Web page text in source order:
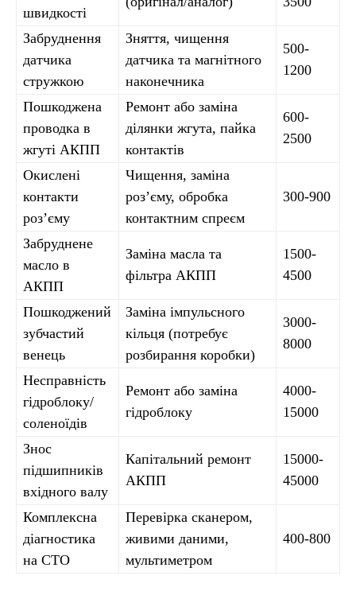
швидкості
Забруднення
датчика
стружкою
Зняття, чищення
датчика та магнітного
наконечника
500-
1200
Пошкоджена
проводка в
жгуті АКПП
Ремонт або заміна
ділянки жгута, пайка
контактів
600-
2500
Окислені
контакти
роз’єму
Чищення, заміна
роз’єму, обробка
контактним спреєм
300-900
Забруднене
масло в
АКПП
Заміна масла та
фільтра АКПП
1500-
4500
Пошкоджений
зубчастий
венець
Заміна імпульсного
кільця (потребує
розбирання коробки)
3000-
8000
Несправність
гідроблоку/
соленоїдів
Ремонт або заміна
гідроблоку
4000-
15000
Знос
підшипників
вхідного валу
Капітальний ремонт
АКПП
15000-
45000
Комплексна
діагностика
на СТО
Перевірка сканером,
живими даними,
мультиметром
400-800